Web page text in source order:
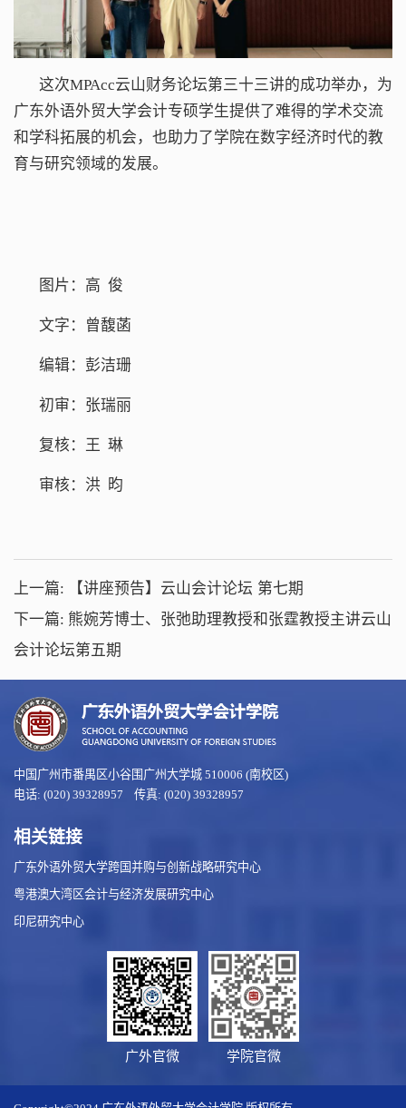
这次MPAcc云山财务论坛第三十三讲的成功举办，为
广东外语外贸大学会计专硕学生提供了难得的学术交流
和学科拓展的机会，也助力了学院在数字经济时代的教
育与研究领域的发展。
图片：高 俊
文字：曾馥菡
编辑：彭洁珊
初审：张瑞丽
复核：王 琳
审核：洪 昀
上一篇:
【讲座预告】云山会计论坛 第七期
下一篇: 熊婉芳博士、张弛助理教授和张霆教授主讲云山
会计论坛第五期
中国广州市番禺区小谷围广州大学城 510006 (南校区)
电话: (020) 39328957 传真: (020) 39328957
相关链接
广东外语外贸大学跨国并购与创新战略研究中心
粤港澳大湾区会计与经济发展研究中心
印尼研究中心
广外官微 学院官微